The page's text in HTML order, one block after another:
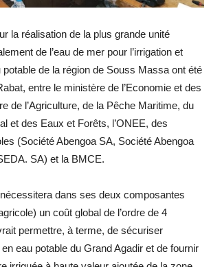
la réalisation de la plus grande unité
de l’eau de mer pour l’irrigation et
potable de la région de Souss Massa ont été
entre le ministère de l’Economie et des
de l’Agriculture, de la Pêche Maritime, du
et des Eaux et Forêts, l’ONEE, des
(Société Abengoa SA, Société Abengoa
SA) et la BMCE.
dans ses deux composantes
un coût global de l’ordre de 4
permettre, à terme, de sécuriser
eau potable du Grand Agadir et de fournir